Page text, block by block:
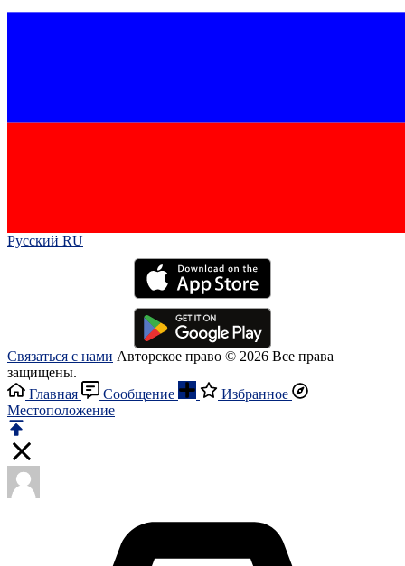
Русский RU‎
Связаться с нами Авторское право © 2026 Все права
защищены.
Главная
Сообщение
Избранное
Местоположение